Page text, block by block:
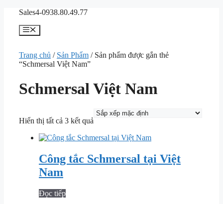
Chuyển
dung
Sales4-0938.80.49.77
Menu
Trang chủ / Sản Phẩm / Sản phẩm được gắn thẻ
“Schmersal Việt Nam”
Schmersal Việt Nam
Hiển thị tất cả 3 kết quả
Công tắc Schmersal tại Việt
Nam
Đọc tiếp